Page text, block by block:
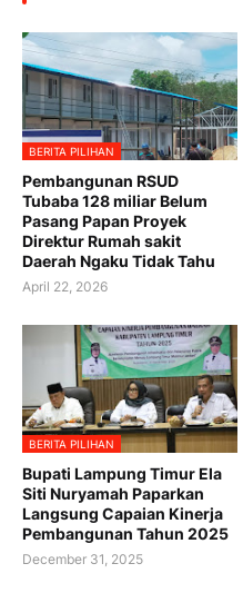
BERITA PILIHAN
Pembangunan RSUD
Tubaba 128 miliar Belum
Pasang Papan Proyek
Direktur Rumah sakit
Daerah Ngaku Tidak Tahu
April 22, 2026
BERITA PILIHAN
Bupati Lampung Timur Ela
Siti Nuryamah Paparkan
Langsung Capaian Kinerja
Pembangunan Tahun 2025
December 31, 2025